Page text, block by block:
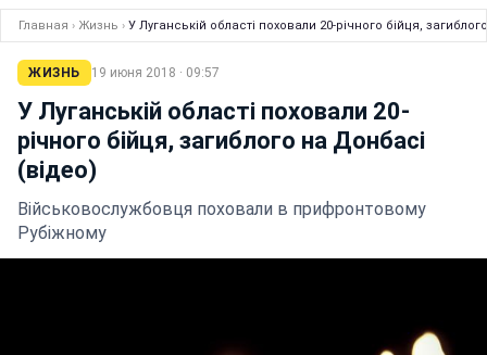
Главная › Жизнь › У Луганській області поховали 20-річного бійця,
ЖИЗНЬ 19 июня 2018 · 09:57
У Луганській області поховали 20-
річного бійця, загиблого на Донбасі
(відео)
Військовослужбовця поховали в прифронтовому
Рубіжному